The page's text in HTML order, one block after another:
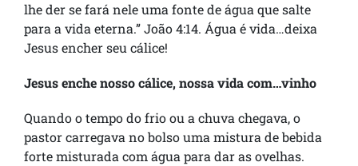
lhe der se fará nele uma fonte de água que salte
para a vida eterna.” João 4:14. Água é vida…deixa
Jesus encher seu cálice!
Jesus enche nosso cálice, nossa vida com…vinho
Quando o tempo do frio ou a chuva chegava, o
pastor carregava no bolso uma mistura de bebida
forte misturada com água para dar as ovelhas.